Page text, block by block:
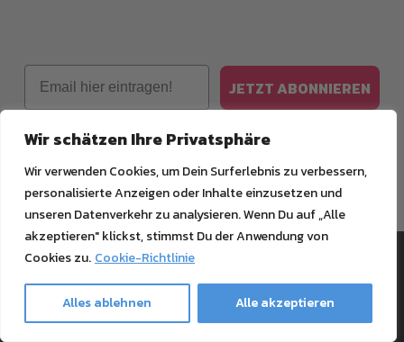
Wir schätzen Ihre Privatsphäre
Wir verwenden Cookies, um Dein Surferlebnis zu verbessern,
personalisierte Anzeigen oder Inhalte einzusetzen und
unseren Datenverkehr zu analysieren. Wenn Du auf „Alle
akzeptieren" klickst, stimmst Du der Anwendung von
Cookies zu. Cookie-Richtlinie
Alles ablehnen Alle akzeptieren
Email
JETZT ABONNIEREN
abmelden. Unsere Datenschutzrichtlinien findest du
Information
Zahlungsinformationen